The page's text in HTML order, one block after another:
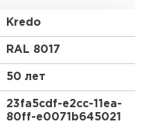
а мягкие и
черепицей. С Kredo
и оригинальным
Kredo
RAL 8017
50 лет
23fa5cdf-e2cc-11ea-
80ff-e0071b645021